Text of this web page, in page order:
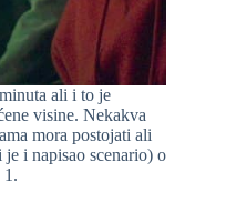
ali i to je
visine. Nekakva
mora postojati ali
i napisao scenario) o